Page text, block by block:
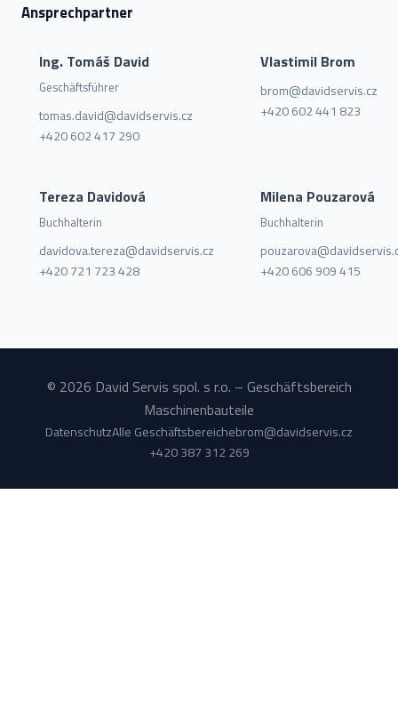
Ansprechpartner
Ing. Tomáš David
Geschäftsführer
tomas.david@davidservis.cz
+420 602 417 290
Vlastimil Brom
brom@davidservis.cz
+420 602 441 823
Tereza Davidová
Buchhalterin
davidova.tereza@davidservis.cz
+420 721 723 428
Milena Pouzarová
Buchhalterin
+420 606 909 415
© 2026 David Servis spol. s r.o. – Geschäftsbereich
Maschinenbauteile
DatenschutzAlle Geschäftsbereichebrom@davidservis.cz
+420 387 312 269